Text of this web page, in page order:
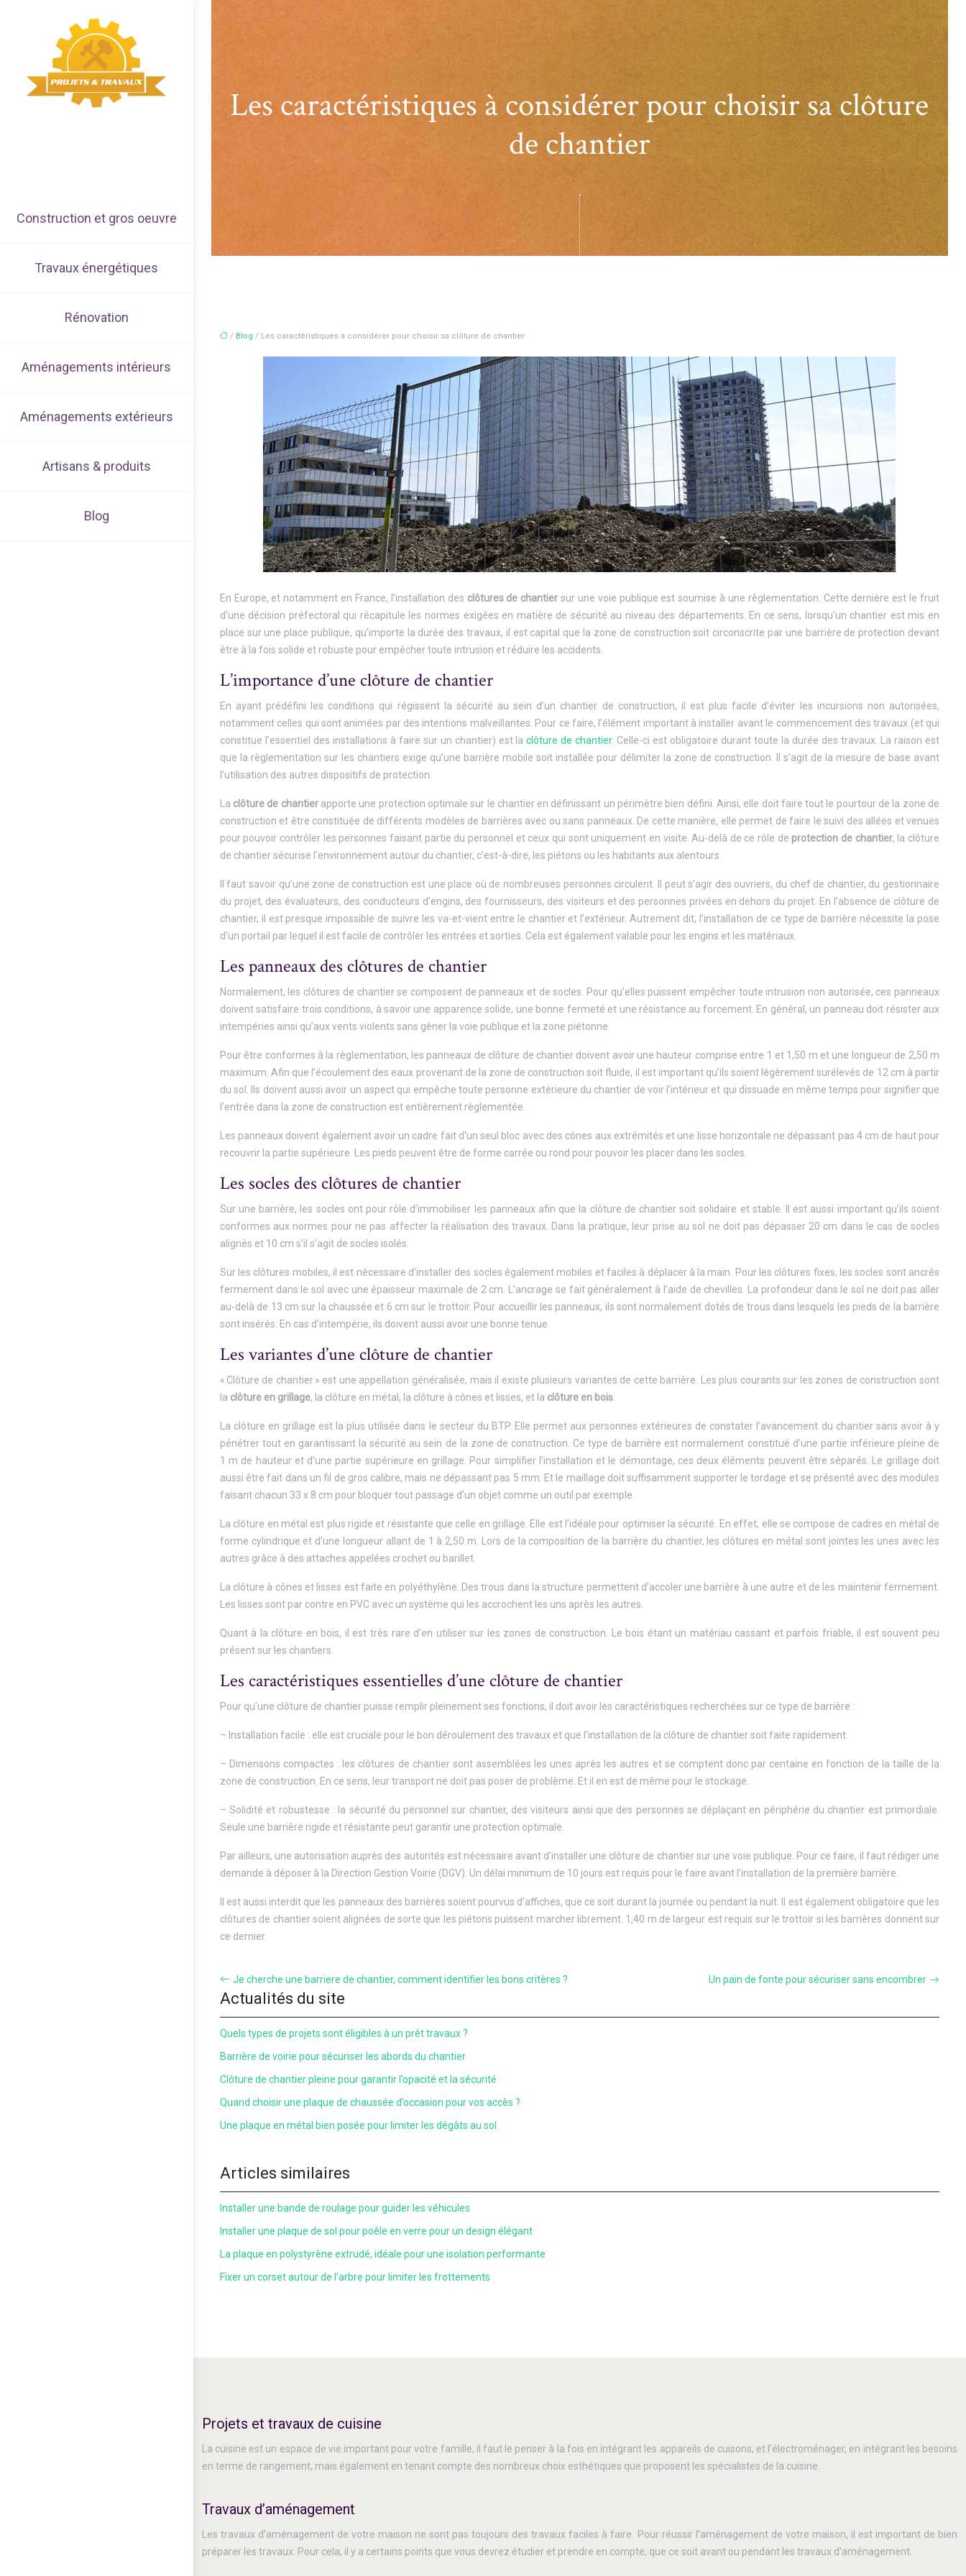
Construction et gros oeuvre
Travaux énergétiques
Rénovation
Aménagements intérieurs
Aménagements extérieurs
Artisans & produits
Blog
Les caractéristiques à considérer pour choisir sa clôture
de chantier
/ Blog / Les caractéristiques à considérer pour choisir sa clôture de chantier
En Europe, et notamment en France, l’installation des clôtures de chantier sur une voie publique est soumise à une règlementation. Cette dernière est le fruit
d’une décision préfectoral qui récapitule les normes exigées en matière de sécurité au niveau des départements. En ce sens, lorsqu’un chantier est mis en
place sur une place publique, qu’importe la durée des travaux, il est capital que la zone de construction soit circonscrite par une barrière de protection devant
être à la fois solide et robuste pour empêcher toute intrusion et réduire les accidents.
L’importance d’une clôture de chantier
En ayant prédéfini les conditions qui régissent la sécurité au sein d’un chantier de construction, il est plus facile d’éviter les incursions non autorisées,
notamment celles qui sont animées par des intentions malveillantes. Pour ce faire, l’élément important à installer avant le commencement des travaux (et qui
constitue l’essentiel des installations à faire sur un chantier) est laclôture de chantier. Celle-ci est obligatoire durant toute la durée des travaux. La raison est
que la règlementation sur les chantiers exige qu’une barrière mobile soit installée pour délimiter la zone de construction. Il s’agit de la mesure de base avant
l’utilisation des autres dispositifs de protection.
La clôture de chantierapporte une protection optimale sur le chantier en définissant un périmètre bien défini. Ainsi, elle doit faire tout le pourtour de la zone de
construction et être constituée de différents modèles de barrières avec ou sans panneaux. De cette manière, elle permet de faire le suivi des allées et venues
pour pouvoir contrôler les personnes faisant partie du personnel et ceux qui sont uniquement en visite. Au-delà de ce rôle de protection de chantier, la clôture
de chantier sécurise l’environnement autour du chantier, c’est-à-dire, les piétons ou les habitants aux alentours.
Il faut savoir qu’une zone de construction est une place où de nombreuses personnes circulent. Il peut s’agir des ouvriers, du chef de chantier, du gestionnaire
du projet, des évaluateurs, des conducteurs d’engins, des fournisseurs, des visiteurs et des personnes privées en dehors du projet. En l’absence de clôture de
chantier, il est presque impossible de suivre les va-et-vient entre le chantier et l’extérieur. Autrement dit, l’installation de ce type de barrière nécessite la pose
d’un portail par lequel il est facile de contrôler les entrées et sorties. Cela est également valable pour les engins et les matériaux.
Les panneaux des clôtures de chantier
Normalement, les clôtures de chantier se composent de panneaux et de socles. Pour qu’elles puissent empêcher toute intrusion non autorisée, ces panneaux
doivent satisfaire trois conditions, à savoir une apparence solide, une bonne fermeté et une résistance au forcement. En général, un panneau doit résister aux
intempéries ainsi qu’aux vents violents sans gêner la voie publique et la zone piétonne.
Pour être conformes à la règlementation, les panneaux de clôture de chantier doivent avoir une hauteur comprise entre 1 et 1,50 m et une longueur de 2,50 m
maximum. Afin que l’écoulement des eaux provenant de la zone de construction soit fluide, il est important qu’ils soient légèrement surélevés de 12 cm à partir
du sol. Ils doivent aussi avoir un aspect qui empêche toute personne extérieure du chantier de voir l’intérieur et qui dissuade en même temps pour signifier que
l’entrée dans la zone de construction est entièrement règlementée.
Les panneaux doivent également avoir un cadre fait d’un seul bloc avec des cônes aux extrémités et une lisse horizontale ne dépassant pas 4 cm de haut pour
recouvrir la partie supérieure. Les pieds peuvent être de forme carrée ou rond pour pouvoir les placer dans les socles.
Les socles des clôtures de chantier
Sur une barrière, les socles ont pour rôle d’immobiliser les panneaux afin que la clôture de chantier soit solidaire et stable. Il est aussi important qu’ils soient
conformes aux normes pour ne pas affecter la réalisation des travaux. Dans la pratique, leur prise au sol ne doit pas dépasser 20 cm dans le cas de socles
alignés et 10 cm s’il s’agit de socles isolés.
Sur les clôtures mobiles, il est nécessaire d’installer des socles également mobiles et faciles à déplacer à la main. Pour les clôtures fixes, les socles sont ancrés
fermement dans le sol avec une épaisseur maximale de 2 cm. L’ancrage se fait généralement à l’aide de chevilles. La profondeur dans le sol ne doit pas aller
au-delà de 13 cm sur la chaussée et 6 cm sur le trottoir. Pour accueillir les panneaux, ils sont normalement dotés de trous dans lesquels les pieds de la barrière
sont insérés. En cas d’intempérie, ils doivent aussi avoir une bonne tenue.
Les variantes d’une clôture de chantier
« Clôture de chantier » est une appellation généralisée, mais il existe plusieurs variantes de cette barrière. Les plus courants sur les zones de construction sont
la clôture en grillage, la clôture en métal, la clôture à cônes et lisses, et la clôture en bois.
La clôture en grillage est la plus utilisée dans le secteur du BTP. Elle permet aux personnes extérieures de constater l’avancement du chantier sans avoir à y
pénétrer tout en garantissant la sécurité au sein de la zone de construction. Ce type de barrière est normalement constitué d’une partie inférieure pleine de
1 m de hauteur et d’une partie supérieure en grillage. Pour simplifier l’installation et le démontage, ces deux éléments peuvent être séparés. Le grillage doit
aussi être fait dans un fil de gros calibre, mais ne dépassant pas 5 mm. Et le maillage doit suffisamment supporter le tordage et se présenté avec des modules
faisant chacun 33 x 8 cm pour bloquer tout passage d’un objet comme un outil par exemple.
La clôture en métal est plus rigide et résistante que celle en grillage. Elle est l’idéale pour optimiser la sécurité. En effet, elle se compose de cadres en métal de
forme cylindrique et d’une longueur allant de 1 à 2,50 m. Lors de la composition de la barrière du chantier, les clôtures en métal sont jointes les unes avec les
autres grâce à des attaches appelées crochet ou barillet.
La clôture à cônes et lisses est faite en polyéthylène. Des trous dans la structure permettent d’accoler une barrière à une autre et de les maintenir fermement.
Les lisses sont par contre en PVC avec un système qui les accrochent les uns après les autres.
Quant à la clôture en bois, il est très rare d’en utiliser sur les zones de construction. Le bois étant un matériau cassant et parfois friable, il est souvent peu
présent sur les chantiers.
Les caractéristiques essentielles d’une clôture de chantier
Pour qu’une clôture de chantier puisse remplir pleinement ses fonctions, il doit avoir les caractéristiques recherchées sur ce type de barrière :
– Installation facile : elle est cruciale pour le bon déroulement des travaux et que l’installation de la clôture de chantier soit faite rapidement.
– Dimensons compactes : les clôtures de chantier sont assemblées les unes après les autres et se comptent donc par centaine en fonction de la taille de la
zone de construction. En ce sens, leur transport ne doit pas poser de problème. Et il en est de même pour le stockage.
– Solidité et robustesse : la sécurité du personnel sur chantier, des visiteurs ainsi que des personnes se déplaçant en périphérie du chantier est primordiale.
Seule une barrière rigide et résistante peut garantir une protection optimale.
Par ailleurs, une autorisation auprès des autorités est nécessaire avant d’installer une clôture de chantier sur une voie publique. Pour ce faire, il faut rédiger une
demande à déposer à la Direction Gestion Voirie (DGV). Un délai minimum de 10 jours est requis pour le faire avant l’installation de la première barrière.
Il est aussi interdit que les panneaux des barrières soient pourvus d’affiches, que ce soit durant la journée ou pendant la nuit. Il est également obligatoire que les
clôtures de chantier soient alignées de sorte que les piétons puissent marcher librement. 1,40 m de largeur est requis sur le trottoir si les barrières donnent sur
ce dernier.
Je cherche une barriere de chantier, comment identifier les bons critères ? Un pain de fonte pour sécuriser sans encombrer
Actualités du site
Quels types de projets sont éligibles à un prêt travaux ?
Barrière de voirie pour sécuriser les abords du chantier
Clôture de chantier pleine pour garantir l’opacité et la sécurité
Quand choisir une plaque de chaussée d’occasion pour vos accès ?
Une plaque en métal bien posée pour limiter les dégâts au sol
Articles similaires
Installer une bande de roulage pour guider les véhicules
Installer une plaque de sol pour poêle en verre pour un design élégant
La plaque en polystyrène extrudé, idéale pour une isolation performante
Fixer un corset autour de l’arbre pour limiter les frottements
Projets et travaux de cuisine
La cuisine est un espace de vie important pour votre famille, il faut le penser à la fois en intégrant les appareils de cuisons, et l’électroménager, en intégrant les besoins
en terme de rangement, mais également en tenant compte des nombreux choix esthétiques que proposent les spécialistes de la cuisine.
Travaux d’aménagement
Les travaux d’aménagement de votre maison ne sont pas toujours des travaux faciles à faire. Pour réussir l’aménagement de votre maison, il est important de bien
préparer les travaux. Pour cela, il y a certains points que vous devrez étudier et prendre en compte, que ce soit avant ou pendant les travaux d’aménagement.